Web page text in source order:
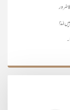
ضرور
لہٰذا